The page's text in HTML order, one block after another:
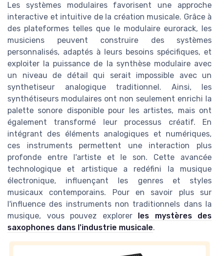
Les systèmes modulaires favorisent une approche
interactive et intuitive de la création musicale. Grâce à
des plateformes telles que le modulaire eurorack, les
musiciens peuvent construire des systèmes
personnalisés, adaptés à leurs besoins spécifiques, et
exploiter la puissance de la synthèse modulaire avec
un niveau de détail qui serait impossible avec un
synthetiseur analogique traditionnel. Ainsi, les
synthétiseurs modulaires ont non seulement enrichi la
palette sonore disponible pour les artistes, mais ont
également transformé leur processus créatif. En
intégrant des éléments analogiques et numériques,
ces instruments permettent une interaction plus
profonde entre l'artiste et le son. Cette avancée
technologique et artistique a redéfini la musique
électronique, influençant les genres et styles
musicaux contemporains. Pour en savoir plus sur
l'influence des instruments non traditionnels dans la
musique, vous pouvez explorer
les mystères des
saxophones dans l'industrie musicale.